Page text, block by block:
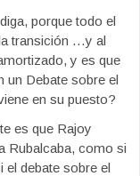
porque todo el
transición …y al
y es que
un Debate sobre el
en su puesto?
es que Rajoy
Rubalcaba, como si
debate sobre el